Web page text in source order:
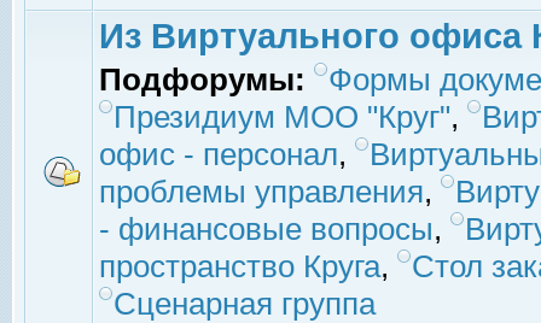
Из Виртуального офиса
Подфорумы:
Формы
Президиум МОО "Круг",
офис - персонал,
проблемы управления,
- финансовые вопросы,
пространство Круга,
Стол
Сценарная группа